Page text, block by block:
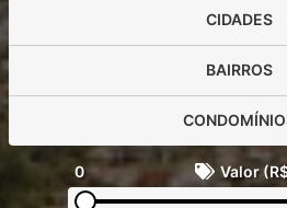
CIDADES
BAIRROS
0 Valor